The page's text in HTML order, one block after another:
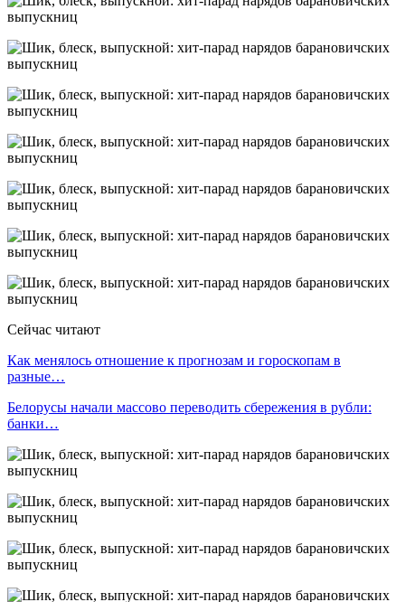
Сейчас читают
Как менялось отношение к прогнозам и гороскопам в
разные…
Белорусы начали массово переводить сбережения в рубли:
банки…